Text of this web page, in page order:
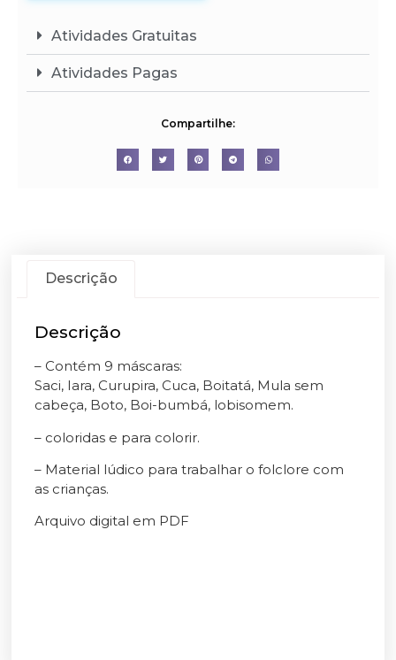
Atividades Gratuitas
Atividades Pagas
Compartilhe:
Descrição
Descrição
– Contém 9 máscaras:
Saci, Iara, Curupira, Cuca, Boitatá, Mula sem
cabeça, Boto, Boi-bumbá, lobisomem.
– ⁠coloridas e para colorir.
– Material lúdico para trabalhar o folclore com
as crianças.
Arquivo digital em PDF